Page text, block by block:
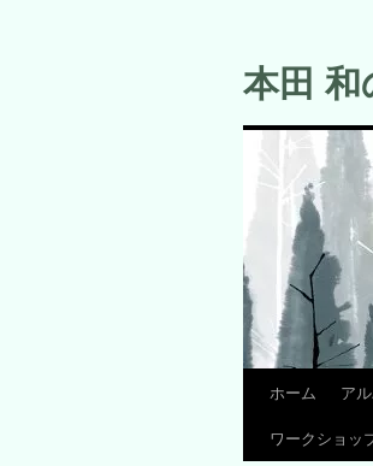
テ
ン
本田
ホーム ア
ワークショッ